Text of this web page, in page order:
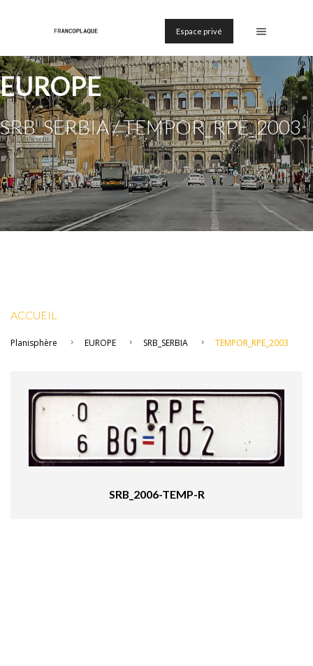
Espace privé
EUROPE
SRB_SERBIA / TEMPOR_RPE_2003
ACCUEIL
Planisphère EUROPE SRB_SERBIA TEMPOR_RPE_2003
SRB_2006-TEMP-R